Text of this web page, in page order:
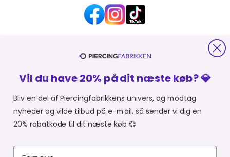
HJÆLP OG KONTAKT
OM PIERCINGFABRIKKEN
MER FRA PIERCINGFABRIKKEN
SHOPPER FRA:Du er i
Vil du have 20% på dit næste køb? 💎
Bliv en del af Piercingfabrikkens univers, og modtag
nyheder og vilde tilbud på e-mail, så sender vi dig en
20% rabatkode til dit næste køb 💞